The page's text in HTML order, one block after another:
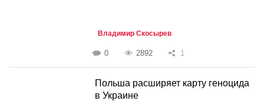
Владимир Скосырев
0 2892 1
Польша расширяет карту геноцида
в Украине